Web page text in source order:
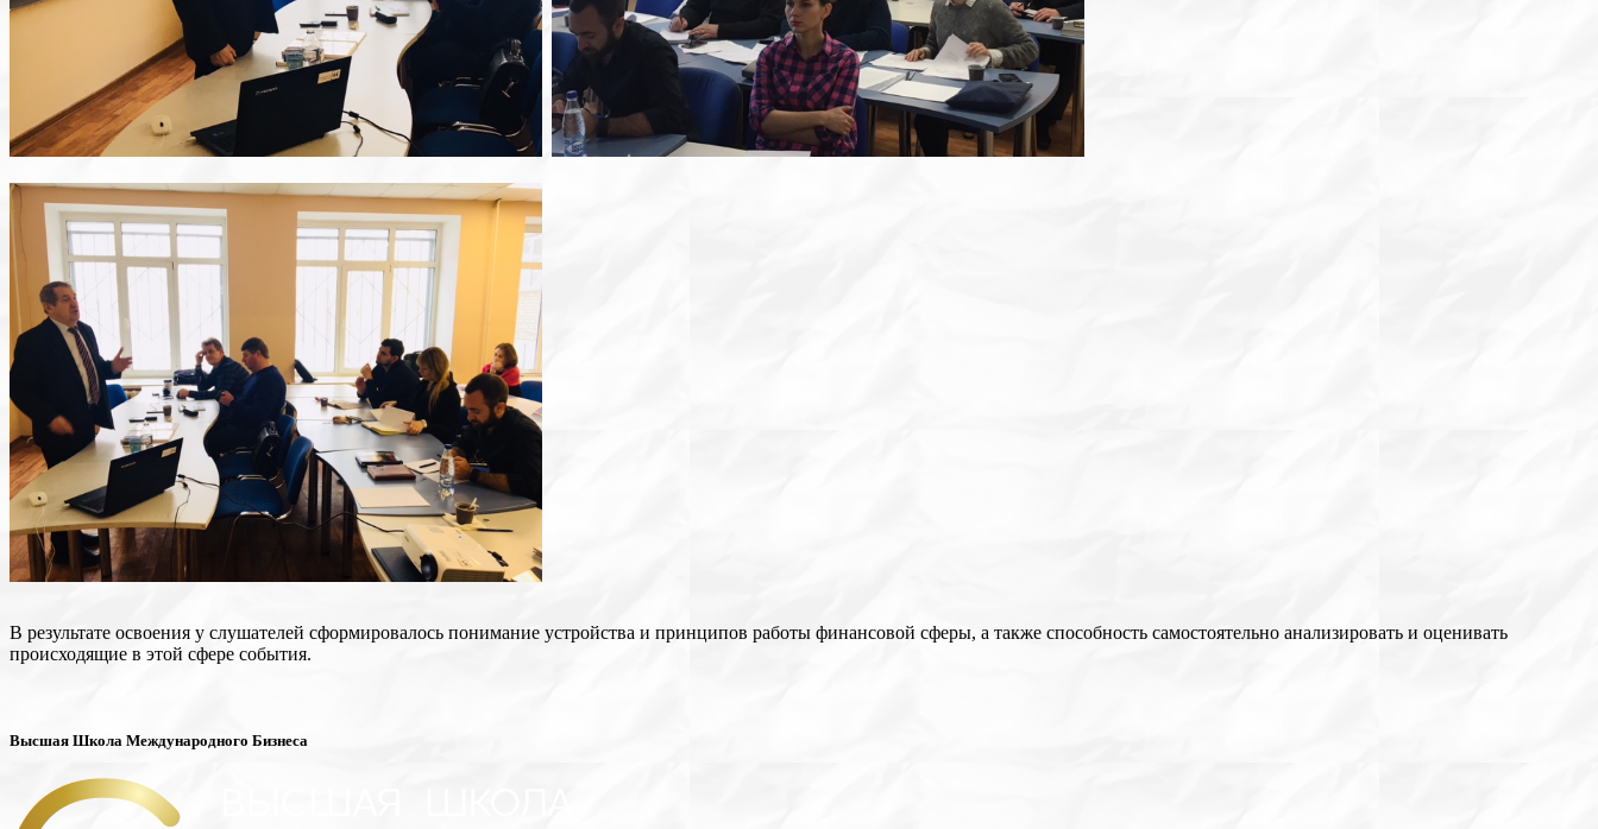
В результате освоения у слушателей сформировалось понимание устройства и принципов работы финансовой сферы, а также способность самостоятельно анализировать и оценивать
происходящие в этой сфере события.
Высшая Школа Международного Бизнеса